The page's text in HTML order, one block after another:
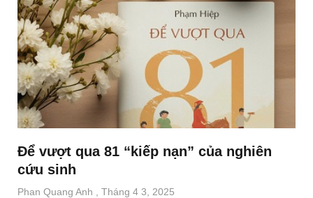
Để vượt qua 81 “kiếp nạn” của nghiên
cứu sinh
Phan Quang Anh Tháng 4 3, 2025